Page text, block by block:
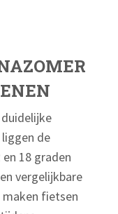
de
18 graden
vergelijkbare
fietsen